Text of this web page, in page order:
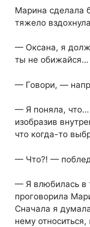
Марина сделала
тяжело
— Оксана, я
ты не обижайся…
— Говори, —
— Я поняла,
изобразив
что когда-то
— Что?! —
— Я влюбилась в
проговорила
Сначала я
нему